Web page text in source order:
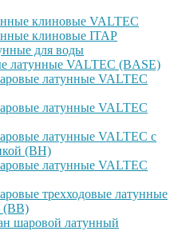
клиновые VALTEC
клиновые ITAP
для воды
латунные VALTEC (BASE)
латунные VALTEC
латунные VALTEC
латунные VALTEC с
(ВН)
латунные VALTEC
трехходовые латунные
(ВВ)
шаровой латунный